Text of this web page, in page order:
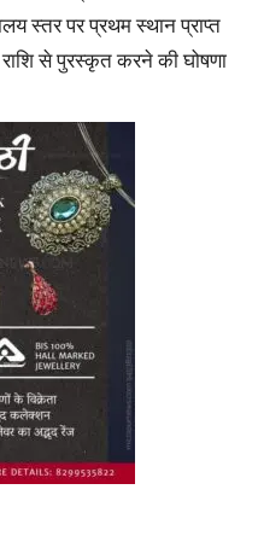
स्तर पर प्रथम स्थान प्राप्त
से पुरस्कृत करने की घोषणा